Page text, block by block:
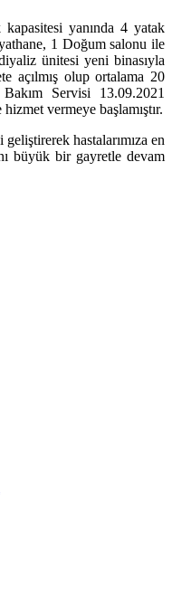
yanında 4 yatak
1 Doğum salonu ile
ünitesi yeni binasıyla
açılmış olup ortalama 20
Servisi 13.09.2021
vermeye başlamıştır.
hastalarımıza en
büyük bir gayretle devam